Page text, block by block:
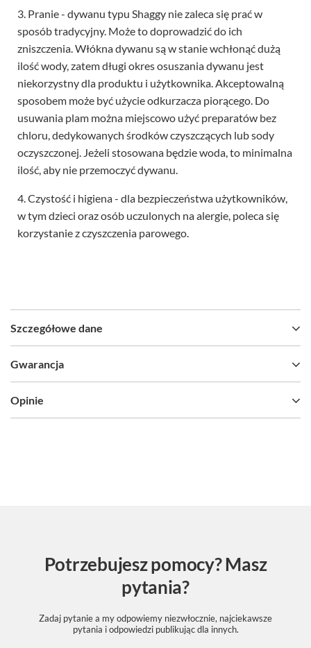
3. Pranie - dywanu typu Shaggy nie zaleca się prać w
sposób tradycyjny. Może to doprowadzić do ich
zniszczenia. Włókna dywanu są w stanie wchłonąć dużą
ilość wody, zatem długi okres osuszania dywanu jest
niekorzystny dla produktu i użytkownika. Akceptowalną
sposobem może być użycie odkurzacza piorącego. Do
usuwania plam można miejscowo użyć preparatów bez
chloru, dedykowanych środków czyszczących lub sody
oczyszczonej. Jeżeli stosowana będzie woda, to minimalna
ilość, aby nie przemoczyć dywanu.
4. Czystość i higiena - dla bezpieczeństwa użytkowników,
w tym dzieci oraz osób uczulonych na alergie, poleca się
korzystanie z czyszczenia parowego.
Szczegółowe dane
Gwarancja
Opinie
Potrzebujesz pomocy? Masz
pytania?
Zadaj pytanie a my odpowiemy niezwłocznie, najciekawsze
pytania i odpowiedzi publikując dla innych.